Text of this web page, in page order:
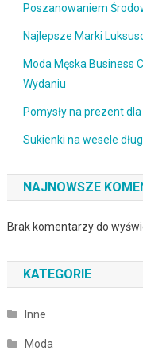
Poszanowaniem
Najlepsze Marki
Moda Męska Business
Wydaniu
Pomysły na prezent
Sukienki na wesele
NAJNOWSZE
Brak komentarzy do
KATEGORIE
Inne
Moda